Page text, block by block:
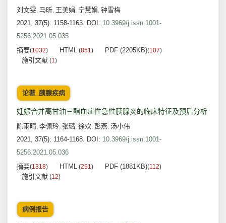
刘文雯, 马昕, 王美娟, 宁慧娟, 钟雪梅
2021, 37(5): 1158-1163. DOI: 10.3969/j.issn.1001-
5256.2021.05.035
摘要(1032) HTML (851) PDF (2205KB)(107)
施引文献 (1)
论著_胰腺疾病
妊娠合并高甘油三酯血症性急性胰腺炎的临床特征及预后分析
陈雨晴, 李佩玲, 张璐, 徐欢, 彭燕, 汤小伟
2021, 37(5): 1164-1168. DOI: 10.3969/j.issn.1001-
5256.2021.05.036
摘要(1318) HTML (291) PDF (1881KB)(112)
施引文献 (12)
病例报告